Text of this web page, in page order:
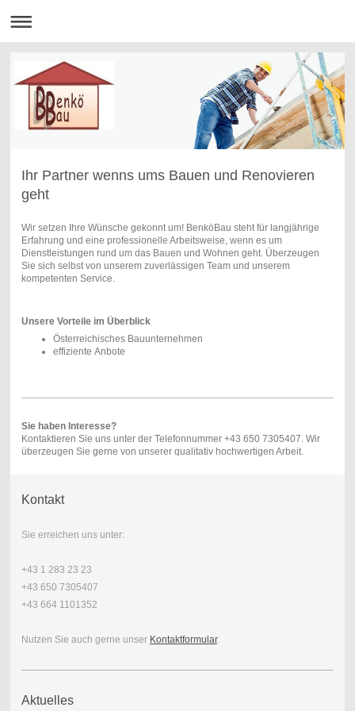
Ihr Partner wenns ums Bauen und Renovieren
geht
Wir setzen Ihre Wünsche gekonnt um! BenköBau steht für langjährige
Erfahrung und eine professionelle Arbeitsweise, wenn es um
Dienstleistungen rund um das Bauen und Wohnen geht. Überzeugen
Sie sich selbst von unserem zuverlässigen Team und unserem
kompetenten Service.
Unsere Vorteile im Überblick
Österreichisches Bauunternehmen
effiziente Anbote
Sie haben Interesse?
Kontaktieren Sie uns unter der Telefonnummer +43 650 7305407. Wir
überzeugen Sie gerne von unserer qualitativ hochwertigen Arbeit.
Kontakt
Sie erreichen uns unter:
+43 1 283 23 23
+43 650 7305407
+43 664 1101352
Nutzen Sie auch gerne unser Kontaktformular.
Aktuelles